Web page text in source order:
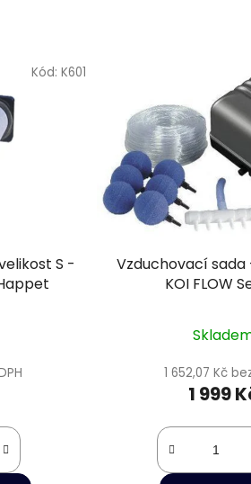
S -
Kód: K601
Vzduchovací sada
KOI FLOW
1 652,07 Kč
1 999